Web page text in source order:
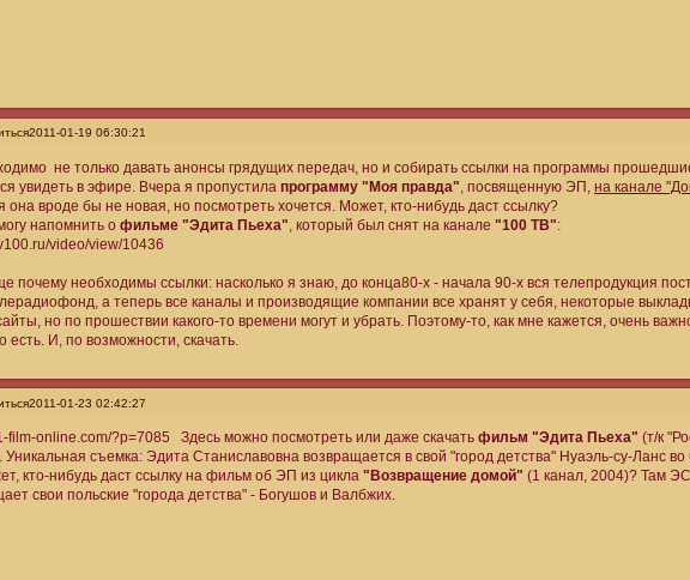
2011-01-19 06:30:21
не только давать анонсы грядущих передач, но и собирать ссылки на программы
увидеть в эфире. Вчера я пропустилапрограмму "Моя правда" , посвященную ЭП,на канале
она вроде бы не новая, но посмотреть хочется. Может, кто-нибудь даст ссылку?
напомнить офильме "Эдита Пьеха" , который был снят на канале"100 ТВ":
video/view/10436
почему необходимы ссылки: насколько я знаю, до конца80-х - начала 90-х вся телепродукция
а теперь все каналы и производящие компании все хранят у себя, некоторые
но по прошествии какого-то времени могут и убрать. Поэтому-то, как мне кажется, очень
есть. И, по возможности, скачать.
2011-01-23 02:42:27
film-online.com/?p=7085 Здесь можно посмотреть или даже скачатьфильм "Эдита Пьеха" (т/к
Уникальная съемка: Эдита Станиславовна возвращается в свой "город детства" Нуаэль-су-Ланс
кто-нибудь даст ссылку на фильм об ЭП из цикла"Возвращение домой" (1 канал, 2004)? Там ЭС
свои польские "города детства" - Богушов и Валбжих.